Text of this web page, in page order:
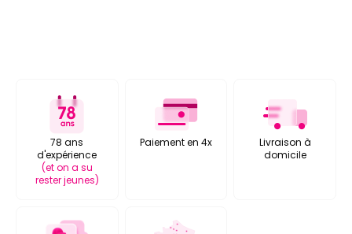
78 ans
d'expérience
(et on a su
rester jeunes)
Paiement en 4x
Livraison à
domicile